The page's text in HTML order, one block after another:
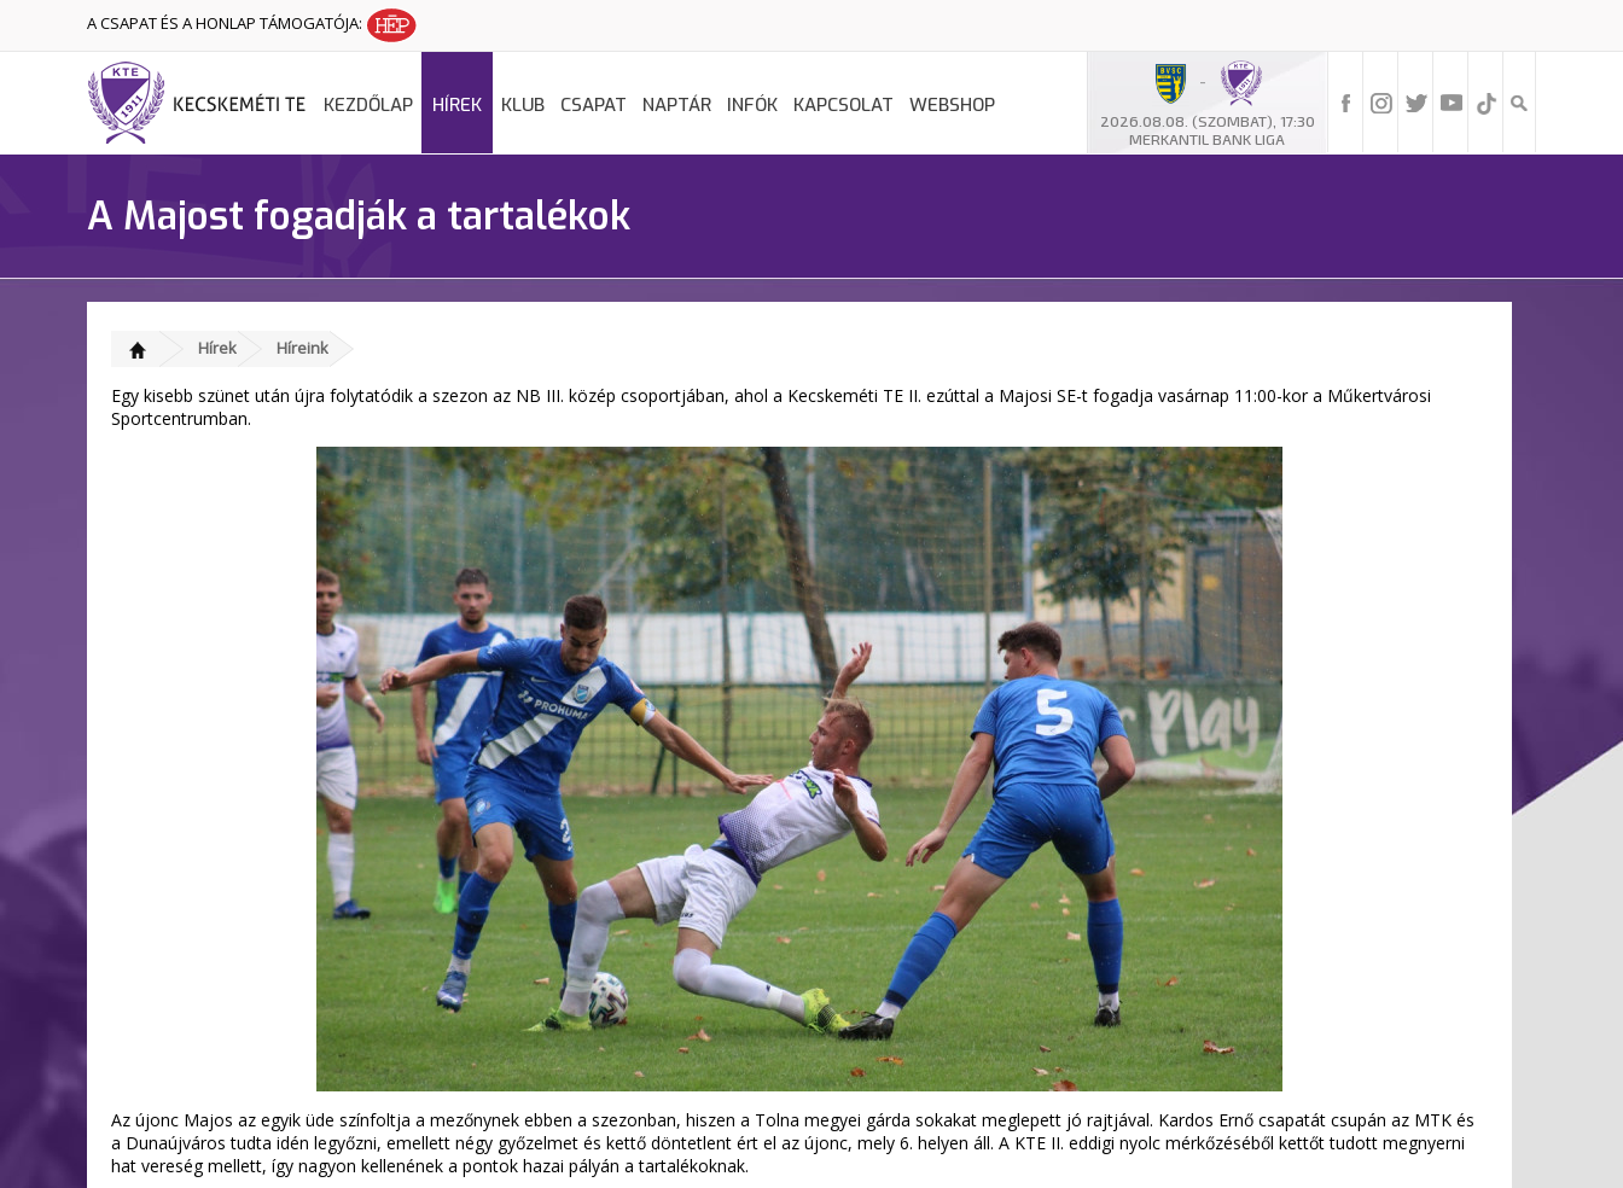
A CSAPAT ÉS A HONLAP TÁMOGATÓJA:
-
2026.08.08. (SZOMBAT), 17:30
MERKANTIL BANK LIGA
KEZDŐLAP HÍREK KLUB CSAPAT NAPTÁR INFÓK KAPCSOLAT WEBSHOP
A Majost fogadják a tartalékok
Hírek Híreink
Egy kisebb szünet után újra folytatódik a szezon az NB III. közép csoportjában, ahol a Kecskeméti TE II. ezúttal a Majosi SE-t fogadja vasárnap 11:00-kor a Műkertvárosi
Sportcentrumban.
Az újonc Majos az egyik üde színfoltja a mezőnynek ebben a szezonban, hiszen a Tolna megyei gárda sokakat meglepett jó rajtjával. Kardos Ernő csapatát csupán az MTK és
a Dunaújváros tudta idén legyőzni, emellett négy győzelmet és kettő döntetlent ért el az újonc, mely 6. helyen áll. A KTE II. eddigi nyolc mérkőzéséből kettőt tudott megnyerni
hat vereség mellett, így nagyon kellenének a pontok hazai pályán a tartalékoknak.